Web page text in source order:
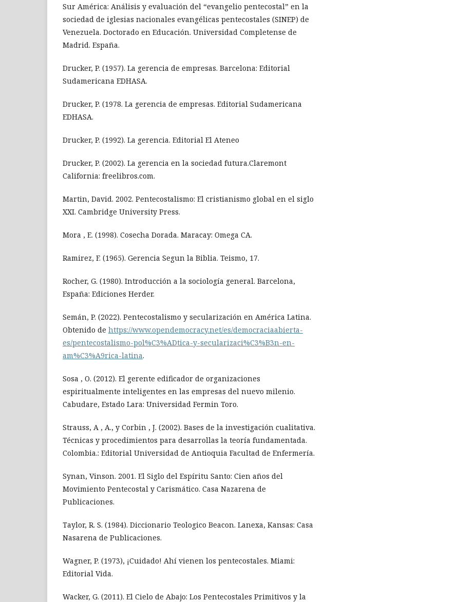
Sur América: Análisis y evaluación del “evangelio pentecostal” en la
sociedad de iglesias nacionales evangélicas pentecostales (SINEP) de
Venezuela. Doctorado en Educación. Universidad Completense de
Madrid. España.
Drucker, P. (1957). La gerencia de empresas. Barcelona: Editorial
Sudamericana EDHASA.
Drucker, P. (1978. La gerencia de empresas. Editorial Sudamericana
EDHASA.
Drucker, P. (1992). La gerencia. Editorial El Ateneo
Drucker, P. (2002). La gerencia en la sociedad futura.Claremont
California: freelibros.com.
Martin, David. 2002. Pentecostalismo: El cristianismo global en el siglo
XXI. Cambridge University Press.
Mora , E. (1998). Cosecha Dorada. Maracay: Omega CA.
Ramirez, F. (1965). Gerencia Segun la Biblia. Teismo, 17.
Rocher, G. (1980). Introducción a la sociología general. Barcelona,
España: Ediciones Herder.
Semán, P. (2022). Pentecostalismo y secularización en América Latina.
Obtenido de https://www.opendemocracy.net/es/democraciaabierta-
es/pentecostalismo-pol%C3%ADtica-y-secularizaci%C3%B3n-en-
am%C3%A9rica-latina.
Sosa , O. (2012). El gerente edificador de organizaciones
espiritualmente inteligentes en las empresas del nuevo milenio.
Cabudare, Estado Lara: Universidad Fermin Toro.
Strauss, A , A., y Corbin , J. (2002). Bases de la investigación cualitativa.
Técnicas y procedimientos para desarrollas la teoría fundamentada.
Colombia.: Editorial Universidad de Antioquia Facultad de Enfermería.
Synan, Vinson. 2001. El Siglo del Espíritu Santo: Cien años del
Movimiento Pentecostal y Carismático. Casa Nazarena de
Publicaciones.
Taylor, R. S. (1984). Diccionario Teologico Beacon. Lanexa, Kansas: Casa
Nasarena de Publicaciones.
Wagner, P. (1973), ¡Cuidado! Ahí vienen los pentecostales. Miami:
Editorial Vida.
Wacker, G. (2011). El Cielo de Abajo: Los Pentecostales Primitivos y la